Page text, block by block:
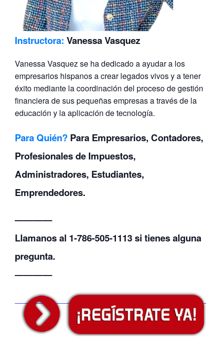
Instructora: Vanessa Vasquez
Vanessa Vasquez se ha dedicado a ayudar a los
empresarios hispanos a crear legados vivos y a tener
éxito mediante la coordinación del proceso de gestión
financiera de sus pequeñas empresas a través de la
educación y la aplicación de tecnología.
Para Quién? Para Empresarios, Contadores,
Profesionales de Impuestos,
Administradores, Estudiantes,
Emprendedores.
————
Llamanos al 1-786-505-1113 si tienes alguna
pregunta.
————